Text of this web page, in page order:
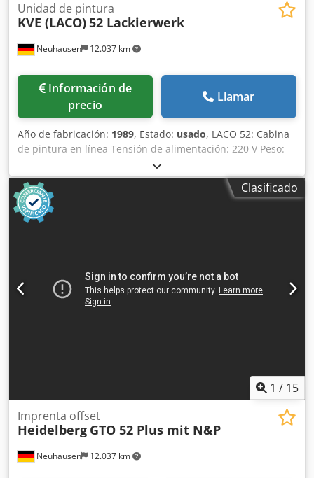
Neuhausen 12.037 km
Unidad de pintura
KVE (LACO)52 Lackierwerk
Información de
precio
Llamar
Año de fabricación: 1989, Estado: usado, LACO 52: Cabina
de pintura en línea Tensión de alimentación: 220 V Peso:
84 kg Chjdpfszrm R Rsx Afdoa Capacidad del depósito de
pintura: 3,5 litros
Clasificado
1 / 15
Neuhausen 12.037 km
Imprenta offset
Heidelberg GTO 52 Plus mit N&P